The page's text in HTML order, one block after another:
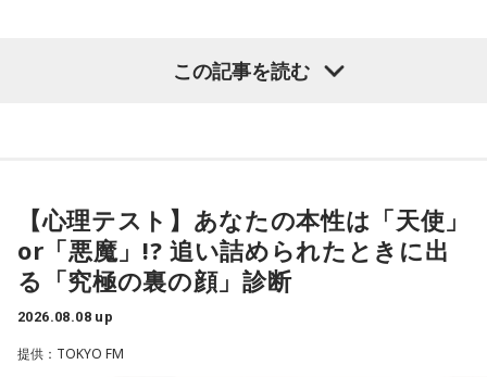
番組Webサイト： https://jfn-pods.com/program/27400
音声コンテンツプラットフォーム「JFN Pods」ではスペシャ
ル音声も配信中！
ふと見ると、あなたは無我夢中で、あるものを握りしめてい
ました。
それは何でしたか？次の中から近いものを1つ選んでくださ
い。
1． 鳩のぬいぐるみ
2． パスポートなどの身分証
この記事を読む
【心理テスト】あなたの本性は「天使」
or「悪魔」!? 追い詰められたときに出
る「究極の裏の顔」診断
2026.08.08 up
提供：TOKYO FM